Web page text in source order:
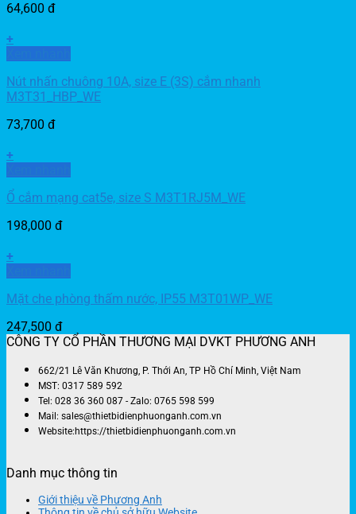
64,600 đ
+
Nút nhấn chuông 10A, size E (3S) cắm nhanh
M3T31_HBP_WE
73,700 đ
+
Ổ cắm mạng cat5e, size S M3T1RJ5M_WE
198,000 đ
+
Mặt che phòng thấm nước, IP55 M3T01WP_WE
247,500 đ
CÔNG TY CỔ PHẦN THƯƠNG MẠI DVKT PHƯƠNG ANH
662/21 Lê Văn Khương, P. Thới An, TP Hồ Chí Minh, Việt Nam
MST: 0317 589 592
Tel: 028 36 360 087 - Zalo: 0765 598 599
Mail: sales@thietbidienphuonganh.com.vn
Website:https://thietbidienphuonganh.com.vn
Danh mục thông tin
Giới thiệu về Phương Anh